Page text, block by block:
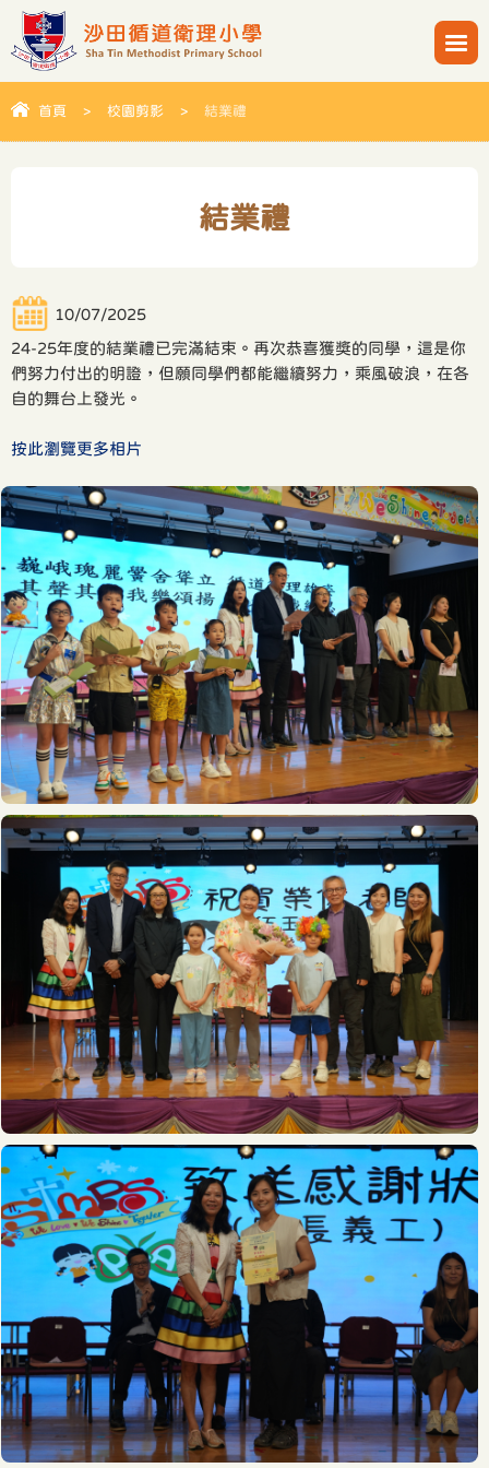
首頁 > 校園剪影 > 結業禮
結業禮
10/07/2025
24-25年度的結業禮已完滿結束。再次恭喜獲獎的同學，這是你
們努力付出的明證，但願同學們都能繼續努力，乘風破浪，在各
自的舞台上發光。
按此瀏覽更多相片